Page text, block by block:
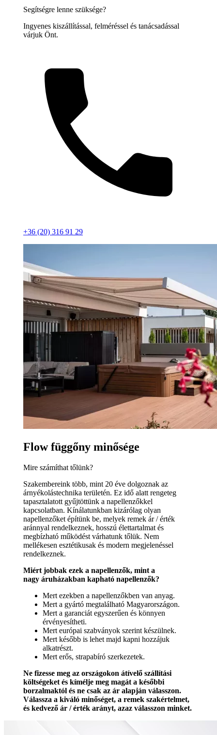
Segítségre lenne szüksége?
Ingyenes kiszállítással, felméréssel és tanácsadással
várjuk Önt.
+36 (20) 316 91 29
Flow függőny minősége
Mire számíthat tőlünk?
Szakembereink több, mint 20 éve dolgoznak az
árnyékolástechnika területén. Ez idő alatt rengeteg
tapasztalatott gyűjtöttünk a napellenzőkkel
kapcsolatban. Kínálatunkban kizárólag olyan
napellenzőket építünk be, melyek remek ár / érték
aránnyal rendelkeznek, hosszú élettartalmat és
megbízható működést várhatunk tőlük. Nem
mellékesen esztétikusak és modern megjelenéssel
rendelkeznek.
Miért jobbak ezek a napellenzők, mint a
nagy áruházakban kapható napellenzők?
Mert ezekben a napellenzőkben van anyag.
Mert a gyártó megtalálható Magyarországon.
Mert a garanciát egyszerűen és könnyen
érvényesítheti.
Mert európai szabványok szerint készülnek.
Mert később is lehet majd kapni hozzájuk
alkatrészt.
Mert erős, strapabíró szerkezetek.
Ne fizesse meg az országokon átívelő szállítási
költségeket és kímélje meg magát a későbbi
borzalmaktól és ne csak az ár alapján válasszon.
Válassza a kiváló minőséget, a remek szakértelmet,
és kedvező ár / érték arányt, azaz válasszon minket.